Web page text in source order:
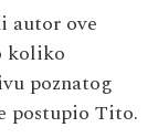
autor ove
koliko
poznatog
postupio Tito.